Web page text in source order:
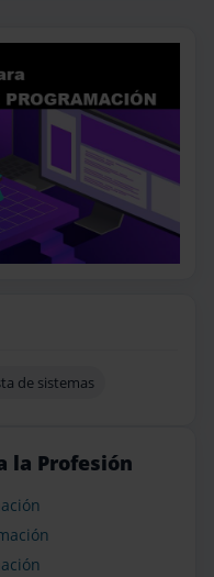
de sistemas
la Profesión